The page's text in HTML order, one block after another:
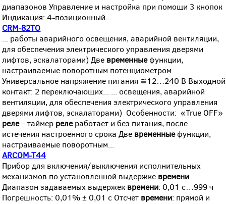
диапазонов Управление и настройка при помощи 3 кнопок
Индикация: 4-позиционный...
CRM-82TO
... работы аварийного освещения, аварийной вентиляции,
для обеспечения электрического управления дверями
лифтов, эскалаторами) Две временныефункции,
настраиваемые поворотным потенциометром
Универсальное напряжение питания ≅12…240 В Выходной
контакт: 2 переключающих... ... освещения, аварийной
вентиляции, для обеспечения электрического управления
дверями лифтов, эскалаторами) Особенности: «True OFF»
реле– таймер релеработает и без питания, после
истечения настроенного срока Две временныефункции,
настраиваемые поворотным...
ARCOM-T44
Прибор для включения/выключения исполнительных
механизмов по установленной выдержке времени
Диапазон задаваемых выдержек времени: 0,01 с…999 ч
Погрешность: 0,01% ± 0,01 с Отсчет времени: прямой и